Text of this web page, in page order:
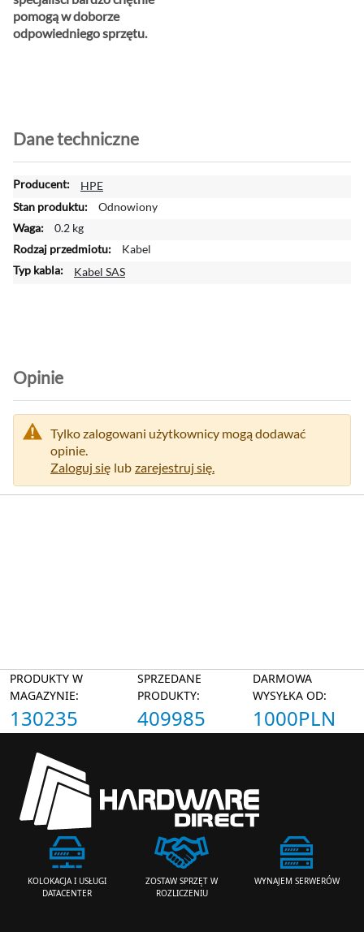
pomogą w doborze
odpowiedniego sprzętu.
Dane techniczne
W
i
c
e
j
m
a
c
HPE
Odnowiony
0.2 kg
Kabel
Kabel SAS
Opinie
Tylko zalogowani użytkownicy mogą dodawać
opinie.
Zaloguj się lub zarejestruj się.
PRODUKTY W
MAGAZYNIE:
130235
SPRZEDANE
PRODUKTY:
409985
DARMOWA
WYSYŁKA OD:
1000PLN
KOLOKACJA I USŁUGI
DATACENTER
ZOSTAW SPRZĘT W
ROZLICZENIU
WYNAJEM SERWERÓW